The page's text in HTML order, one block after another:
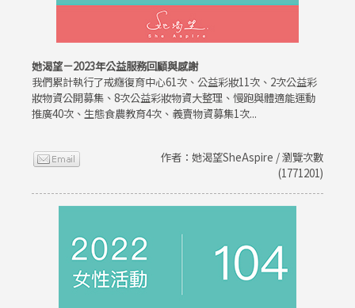
她渴望－2023年公益服務回顧與感謝
我們累計執行了戒癮復育中心61次、公益彩妝11次、2次公益彩
妝物資公開募集、8次公益彩妝物資大整理、慢跑與體適能運動
推廣40次、生態食農教育4次、義賣物資募集1次...
作者：她渴望SheAspire / 瀏覽次數
(1771201)